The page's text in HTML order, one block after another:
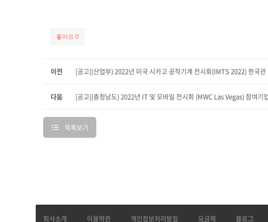
좋아요 0
이전 [공고](산업부) 2022년 미국 시카고 공작기계 전시회(IMTS 2022) 한국
[공고](충청남도) 2022년 IT 및 모바일 전시회 (MWC Las Vegas) 참여기
다음
목록보기
회사소개 이용약관 개인정보처리방침 요금제 블로그